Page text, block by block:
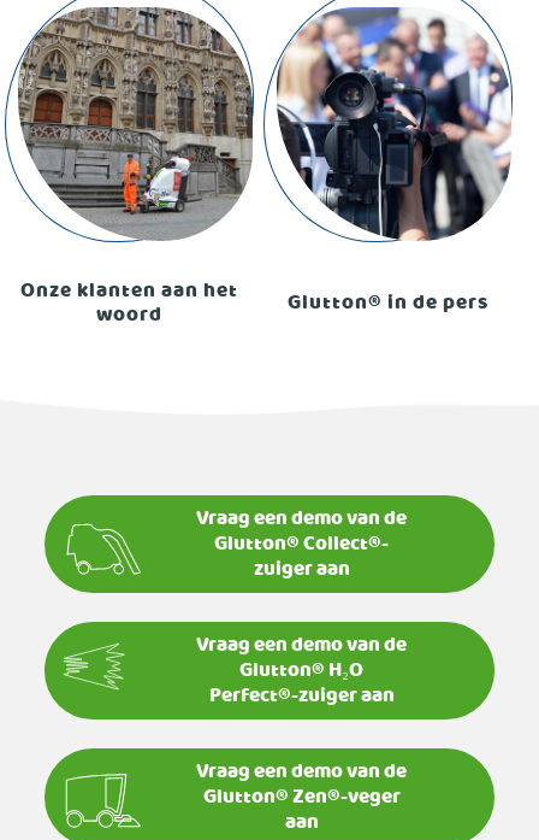
Onze klanten aan het
woord Glutton® in de pers
Vraag een demo van de
Glutton® Collect®-
zuiger aan
Vraag een demo van de
Glutton® H₂O
Perfect®-zuiger aan
Vraag een demo van de
Glutton® Zen®-veger
aan